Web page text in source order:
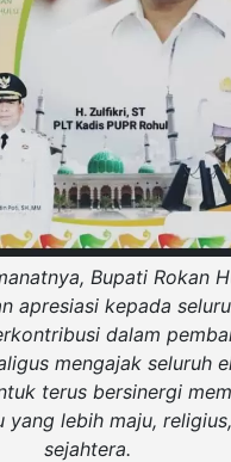
Bupati Rokan
apresiasi kepada
dalam
mengajak seluruh
terus bersinergi
yang lebih maju,
sejahtera.